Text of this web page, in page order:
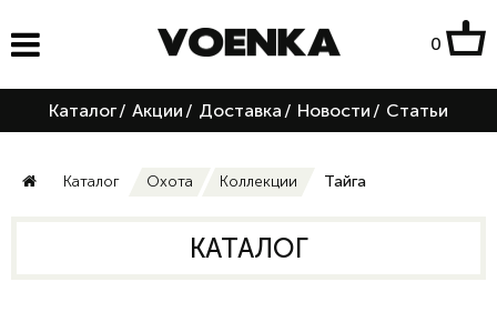
0
Каталог/ Акции / Доставка / Новости / Статьи
Каталог Охота Коллекции Тайга
КАТАЛОГ